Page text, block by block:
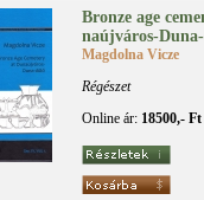
Bron­ze age
na­új­vá­ros-
Magdolna Vicze
Régészet
Online ár: 18500,- Ft